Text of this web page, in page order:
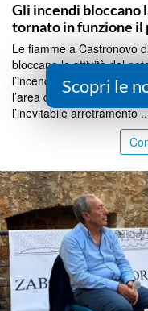
Gli incendi bloccano
tornato in funzione il
Le fiamme a Castronovo
bloccano le attività del
l’incendio che ha
l’area del potabilizzatore
l’inevitabile arretramento
Scopri le